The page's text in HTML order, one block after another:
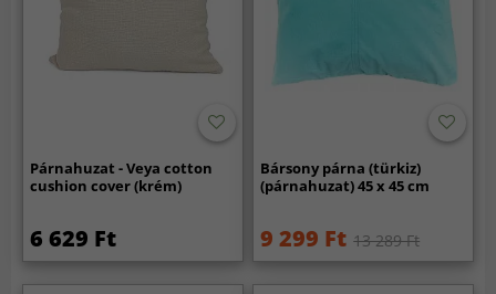
Párnahuzat - Veya cotton
cushion cover (krém)
6 629 Ft
Bársony párna (türkiz)
(párnahuzat) 45 x 45 cm
9 299 Ft 13 289 Ft